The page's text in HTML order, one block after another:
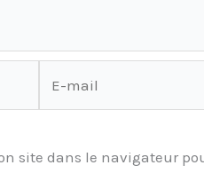
site dans le navigateur